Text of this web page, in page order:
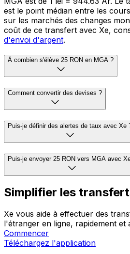
est le point médian entre les
sur les marchés des changes
coût de ce transfert avec Xe,
d'envoi d'argent.
À combien s'élève 25 RON en MGA ?
Comment convertir des devises ?
Puis-je définir des alertes de taux avec Xe
Puis-je envoyer 25 RON vers MGA avec
Simplifier les
Xe vous aide à effectuer des
l'étranger en ligne, rapidement et
Commencer
Téléchargez l'application